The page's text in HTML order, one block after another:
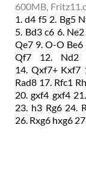
600MB,
1.d4 f5 2. Bg5
5. Bd3 c6 6. Ne2
Qe7 9.O-O Be6
Qf7
12. Nd2
14. Qxf7+ Kxf7
Rad8 17. Rfc1
20.gxf4 gxf4 21.
23. h3 Rg6 24.
26. Rxg6 hxg6